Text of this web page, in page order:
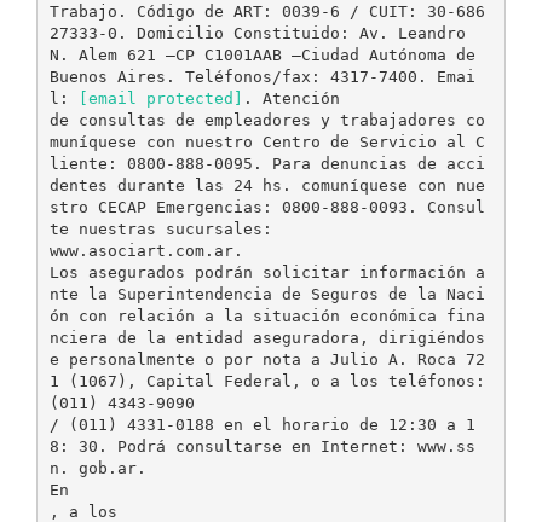
Trabajo. Código de ART: 0039-6 / CUIT: 30-686
27333-0. Domicilio Constituido: Av. Leandro
N. Alem 621 –CP C1001AAB –Ciudad Autónoma de
Buenos Aires. Teléfonos/fax: 4317-7400. Emai
l:
[email protected] . Atención
de consultas de empleadores y trabajadores co
muníquese con nuestro Centro de Servicio al C
liente: 0800-888-0095. Para denuncias de acci
dentes durante las 24 hs. comuníquese con nue
stro CECAP Emergencias: 0800-888-0093. Consul
te nuestras sucursales:
www.asociart.com.ar.
Los asegurados podrán solicitar información a
nte la Superintendencia de Seguros de la Naci
ón con relación a la situación económica fina
nciera de la entidad aseguradora, dirigiéndos
e personalmente o por nota a Julio A. Roca 72
1 (1067), Capital Federal, o a los teléfonos:
(011) 4343-9090
/ (011) 4331-0188 en el horario de 12:30 a 1
8: 30. Podrá consultarse en Internet: www.ss
n. gob.ar.
En
, a los